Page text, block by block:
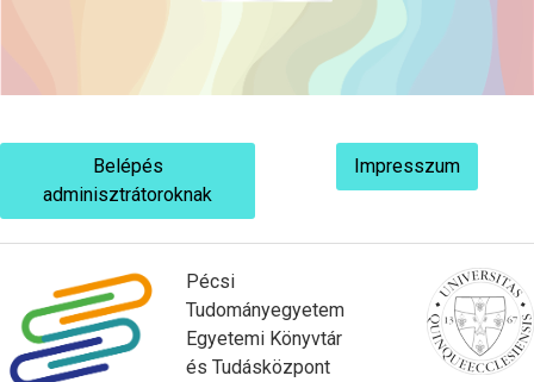
Belépés
adminisztrátoroknak
Impresszum
Pécsi
Tudományegyetem
Egyetemi Könyvtár
és Tudásközpont